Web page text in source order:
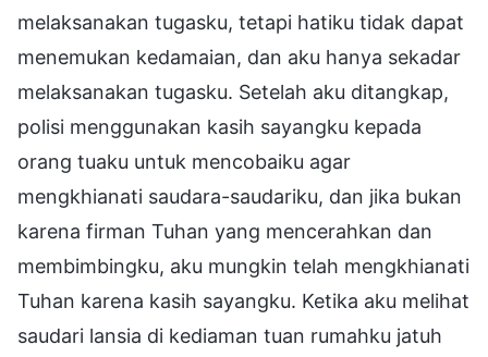
melaksanakan tugasku, tetapi hatiku tidak dapat
menemukan kedamaian, dan aku hanya sekadar
melaksanakan tugasku. Setelah aku ditangkap,
polisi menggunakan kasih sayangku kepada
orang tuaku untuk mencobaiku agar
mengkhianati saudara-saudariku, dan jika bukan
karena firman Tuhan yang mencerahkan dan
membimbingku, aku mungkin telah mengkhianati
Tuhan karena kasih sayangku. Ketika aku melihat
saudari lansia di kediaman tuan rumahku jatuh